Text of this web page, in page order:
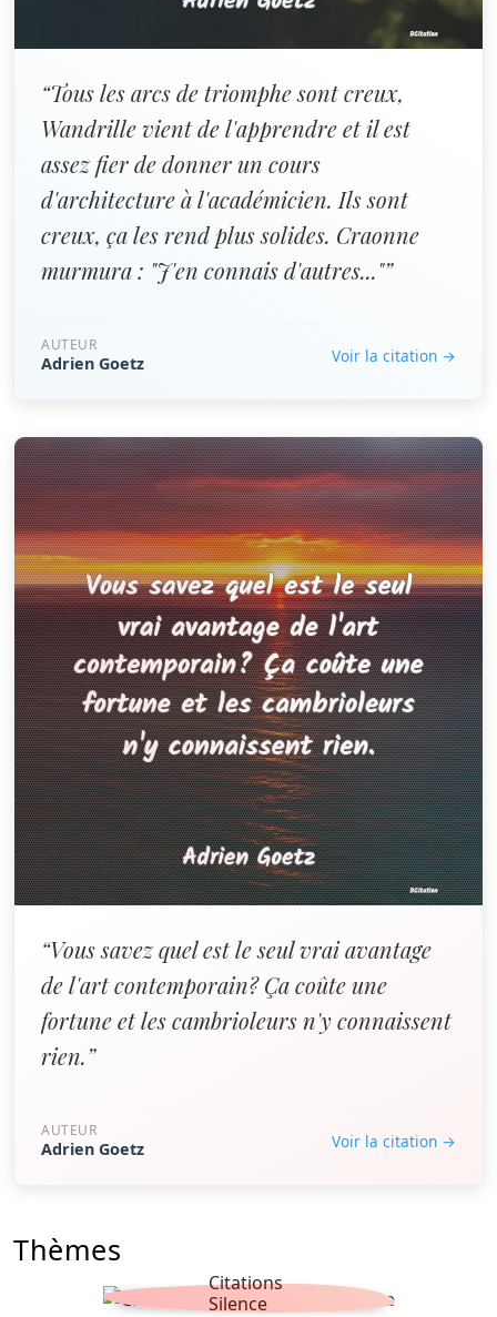
“Tous les arcs de triomphe sont creux,
Wandrille vient de l'apprendre et il est
assez fier de donner un cours
d'architecture à l'académicien. Ils sont
creux, ça les rend plus solides. Craonne
murmura : "J'en connais d'autres..."”
AUTEUR
Adrien Goetz Voir la citation →
“Vous savez quel est le seul vrai avantage
de l'art contemporain? Ça coûte une
fortune et les cambrioleurs n'y connaissent
rien.”
AUTEUR
Adrien Goetz Voir la citation →
Thèmes
Citations
Silence